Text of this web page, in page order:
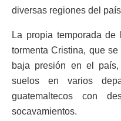
diversas regiones del
La propia temporada
tormenta Cristina, que
baja presión en el
suelos en varios
guatemaltecos con
socavamientos.